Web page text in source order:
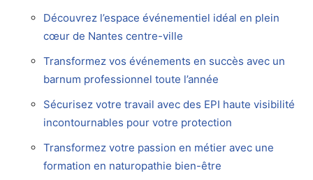
Découvrez l’espace événementiel idéal en plein
cœur de Nantes centre-ville
Transformez vos événements en succès avec un
barnum professionnel toute l’année
Sécurisez votre travail avec des EPI haute visibilité
incontournables pour votre protection
Transformez votre passion en métier avec une
formation en naturopathie bien-être